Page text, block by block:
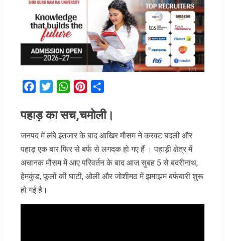
FacebookTwitterWhatsAppPinterest
पहाड़ का सच,चमोली।
जनपद में लंबे इंतजार के बाद आखिर मौसम ने करवट बदली और
पहाड़ एक बार फिर से बर्फ से लगदक हो गए हैं । पहाड़ी क्षेत्र में
अचानक मौसम में आए परिवर्तन के बाद आज सुबह 5 से बदरीनाथ,
हेमकुंड, फूलों की घाटी, ओली और जोशीमठ में झमाझम बर्फबारी शुरू
हो गई है।